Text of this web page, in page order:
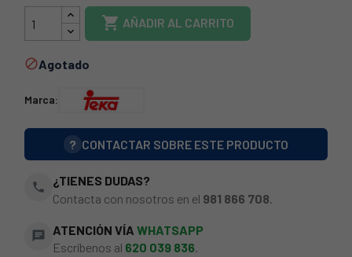
 AÑADIR AL CARRITO
Agotado
Marca:
? CONTACTAR SOBRE ESTE PRODUCTO
phone
¿TIENES DUDAS?
Contacta con nosotros en el 981 866 708
chat ATENCIÓN VÍA WHATSAPP
Escríbenos al 620 039 836.